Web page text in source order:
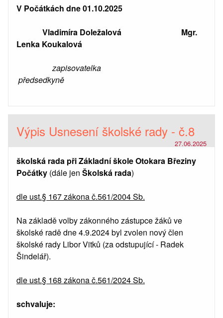
V Počátkách dne 01.10.2025
Vladimíra Doležalová Mgr.
Lenka Koukalová
zapisovatelka
předsedkyně
Výpis Usnesení školské rady - č.8
27.06.2025
školská rada při Základní škole Otokara Březiny
Počátky (dále jen Školská rada)
dle ust.§ 167 zákona č.561/2004 Sb.
Na základě volby zákonného zástupce žáků ve
školské radě dne 4.9.2024 byl zvolen nový člen
školské rady Libor Vitků (za odstupující - Radek
Šindelář).
dle ust.§ 168 zákona č.561/2024 Sb.
schvaluje: